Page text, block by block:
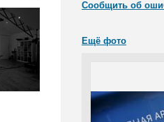
Сообщить об
Ещё фото